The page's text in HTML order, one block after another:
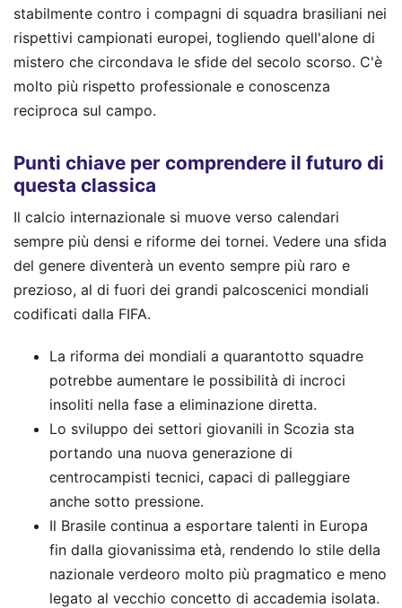
stabilmente contro i compagni di squadra brasiliani nei
rispettivi campionati europei, togliendo quell'alone di
mistero che circondava le sfide del secolo scorso. C'è
molto più rispetto professionale e conoscenza
reciproca sul campo.
Punti chiave per comprendere il futuro di
questa classica
Il calcio internazionale si muove verso calendari
sempre più densi e riforme dei tornei. Vedere una sfida
del genere diventerà un evento sempre più raro e
prezioso, al di fuori dei grandi palcoscenici mondiali
codificati dalla FIFA.
La riforma dei mondiali a quarantotto squadre
potrebbe aumentare le possibilità di incroci
insoliti nella fase a eliminazione diretta.
Lo sviluppo dei settori giovanili in Scozia sta
portando una nuova generazione di
centrocampisti tecnici, capaci di palleggiare
anche sotto pressione.
Il Brasile continua a esportare talenti in Europa
fin dalla giovanissima età, rendendo lo stile della
nazionale verdeoro molto più pragmatico e meno
legato al vecchio concetto di accademia isolata.